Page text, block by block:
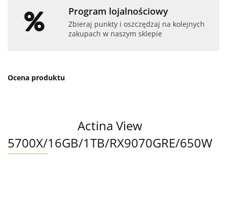
Program lojalnościowy
Zbieraj punkty i oszczędzaj na kolejnych
zakupach w naszym sklepie
Ocena produktu
Actina View
5700X/16GB/1TB/RX9070GRE/650W